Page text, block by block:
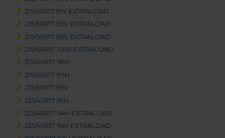
215/45R17 91V EXTRALOAD
215/50R17 95V EXTRALOAD
215/55R17 98V EXTRALOAD
215/60R17 100V EXTRALOAD
215/60R17 96H
215/65R17 99H
215/65R17 99V
225/45R17 91H
225/45R17 94H EXTRALOAD
225/45R17 94V EXTRALOAD